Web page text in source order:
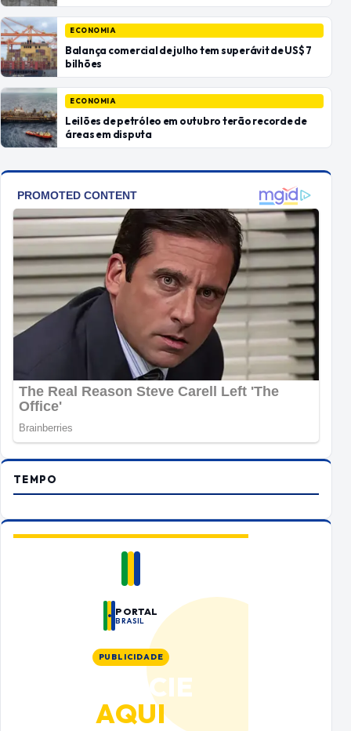
ECONOMIA
Balança comercial de julho tem superávit de US$ 7
bilhões
ECONOMIA
Leilões de petróleo em outubro terão recorde de
áreas em disputa
TEMPO
PORTAL
BRASIL
PUBLICIDADE
ANUNCIE
AQUI